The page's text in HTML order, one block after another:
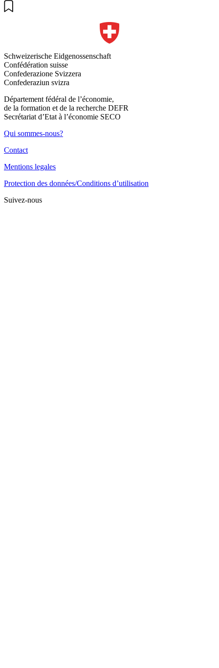
Schweizerische Eidgenossenschaft
Confédération suisse
Confederazione Svizzera
Confederaziun svizra
Département fédéral de l’économie,
de la formation et de la recherche DEFR
Secrétariat d’Etat à l’économie SECO
Qui sommes-nous?
Contact
Mentions legales
Protection des données/Conditions d’utilisation
Suivez-nous